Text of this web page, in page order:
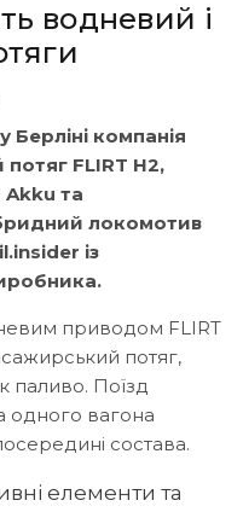
водневий і
Берліні компанія
FLIRT H2,
Akku та
локомотив
із
приводом FLIRT
потяг,
паливо. Поїзд
одного вагона
состава.
елементи та